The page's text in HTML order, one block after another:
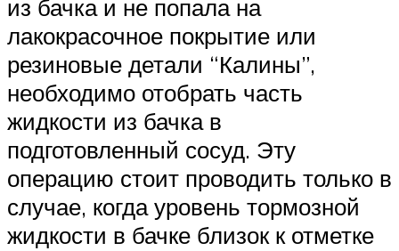
из бачка и не попала на
лакокрасочное покрытие или
резиновые детали “Калины”,
необходимо отобрать часть
жидкости из бачка в
подготовленный сосуд. Эту
операцию стоит проводить только в
случае, когда уровень тормозной
жидкости в бачке близок к отметке